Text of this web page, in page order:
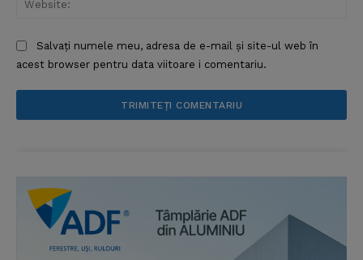
Salvați numele meu, adresa de e-mail și site-ul web în
acest browser pentru data viitoare i comentariu.